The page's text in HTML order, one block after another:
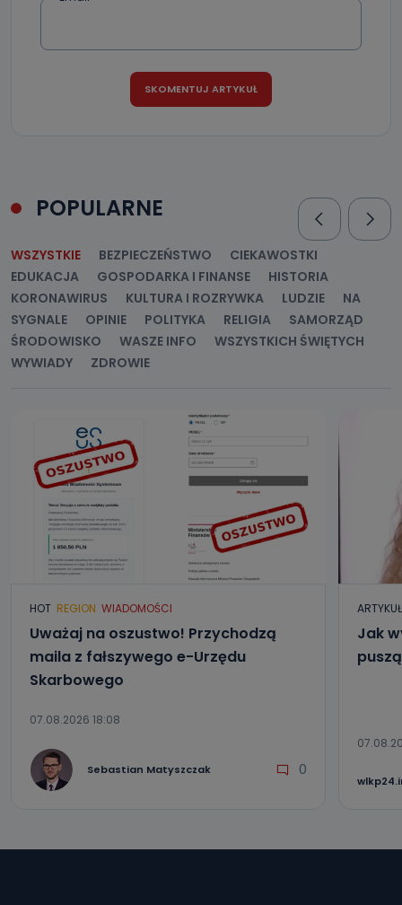
Można to zrobić pod numerem telefonu 62 735-51-05 lub
POPULARNE
WSZYSTKIE BEZPIECZEŃSTWO
CIEKAWOSTKI
EDUKACJA
GOSPODARKA I FINANSE
HISTORIA
KORONAWIRUS
KULTURA I ROZRYWKA LUDZIE
NA
SYGNALE
OPINIE POLITYKA RELIGIA
SAMORZĄD
ŚRODOWISKO
WASZE INFO
WSZYSTKICH ŚWIĘTYCH
WYWIADY
ZDROWIE
HOT REGION WIADOMOŚCI
Uważaj na oszustwo! Przychodzą
maila z fałszywego e-Urzędu
Skarbowego
07.08.2026 18:08
Sebastian Matyszczak 0
Jak